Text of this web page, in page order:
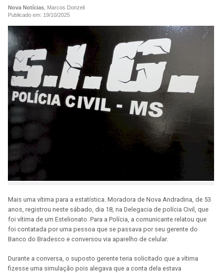
Nova Notícias , Marcos Donzeli
Publicado em: 19/10/2025
Mais uma vítima para a estatística. Moradora de Nova Andradina, de 53
anos, registrou neste sábado, dia 18, na Delegacia de polícia Civil, que
foi vítima de um Estelionato. Para a Polícia, a comunicante relatou que
foi contatada por uma pessoa que se passava por seu gerente do
Banco do Bradesco e conversou via aparelho de celular.
Durante a conversa, o suposto gerente teria solicitado que a vítima
fizesse uma simulação pois alegava que a conta dela estava